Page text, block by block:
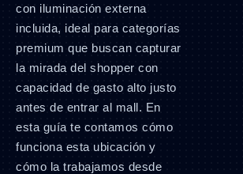
con iluminación externa
incluida, ideal para categorías
premium que buscan capturar
la mirada del shopper con
capacidad de gasto alto justo
antes de entrar al mall. En
esta guía te contamos cómo
funciona esta ubicación y
cómo la trabajamos desde